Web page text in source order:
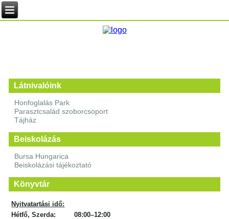
Látnivalóink
Honfoglalás Park
Parasztcsalád szoborcsoport
Tájház
Beiskolázás
Bursa Hungarica
Beiskolázási tájékoztató
Könyvtár
Nyitvatartási idő:
Hétfő, Szerda: 08:00–12:00